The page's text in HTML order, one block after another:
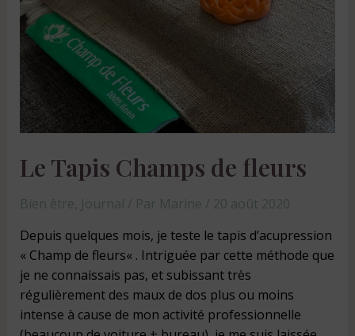
Le Tapis Champs de fleurs
Bien être Journal / Par Marine / 20 août 2020
Depuis quelques mois, je teste le tapis d’acupression
« Champ de fleurs« . Intriguée par cette méthode que
je ne connaissais pas, et subissant très
régulièrement des maux de dos plus ou moins
intense à cause de mon activité professionnelle